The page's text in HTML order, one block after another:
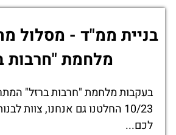
בניית ממ"ד - מסלול
מלחמת "חרבות
בעקבות מלחמת "חרבות ברזל"
10/23 החלטנו גם אנחנו, צוות
לכם...